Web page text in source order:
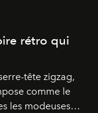
rétro qui
tête zigzag,
comme le
les modeuses